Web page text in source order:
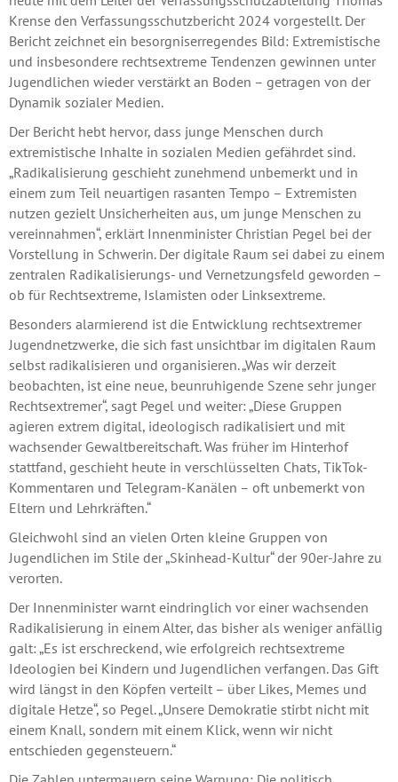
Krense den Verfassungsschutzbericht 2024 vorgestellt. Der
Bericht zeichnet ein besorgniserregendes Bild: Extremistische
und insbesondere rechtsextreme Tendenzen gewinnen unter
Jugendlichen wieder verstärkt an Boden – getragen von der
Dynamik sozialer Medien.
Der Bericht hebt hervor, dass junge Menschen durch
extremistische Inhalte in sozialen Medien gefährdet sind.
„Radikalisierung geschieht zunehmend unbemerkt und in
einem zum Teil neuartigen rasanten Tempo – Extremisten
nutzen gezielt Unsicherheiten aus, um junge Menschen zu
vereinnahmen“, erklärt Innenminister Christian Pegel bei der
Vorstellung in Schwerin. Der digitale Raum sei dabei zu einem
zentralen Radikalisierungs- und Vernetzungsfeld geworden –
ob für Rechtsextreme, Islamisten oder Linksextreme.
Besonders alarmierend ist die Entwicklung rechtsextremer
Jugendnetzwerke, die sich fast unsichtbar im digitalen Raum
selbst radikalisieren und organisieren. „Was wir derzeit
beobachten, ist eine neue, beunruhigende Szene sehr junger
Rechtsextremer“, sagt Pegel und weiter: „Diese Gruppen
agieren extrem digital, ideologisch radikalisiert und mit
wachsender Gewaltbereitschaft. Was früher im Hinterhof
stattfand, geschieht heute in verschlüsselten Chats, TikTok-
Kommentaren und Telegram-Kanälen – oft unbemerkt von
Eltern und Lehrkräften.“
Gleichwohl sind an vielen Orten kleine Gruppen von
Jugendlichen im Stile der „Skinhead-Kultur“ der 90er-Jahre zu
verorten.
Der Innenminister warnt eindringlich vor einer wachsenden
Radikalisierung in einem Alter, das bisher als weniger anfällig
galt: „Es ist erschreckend, wie erfolgreich rechtsextreme
Ideologien bei Kindern und Jugendlichen verfangen. Das Gift
wird längst in den Köpfen verteilt – über Likes, Memes und
digitale Hetze“, so Pegel. „Unsere Demokratie stirbt nicht mit
einem Knall, sondern mit einem Klick, wenn wir nicht
entschieden gegensteuern.“